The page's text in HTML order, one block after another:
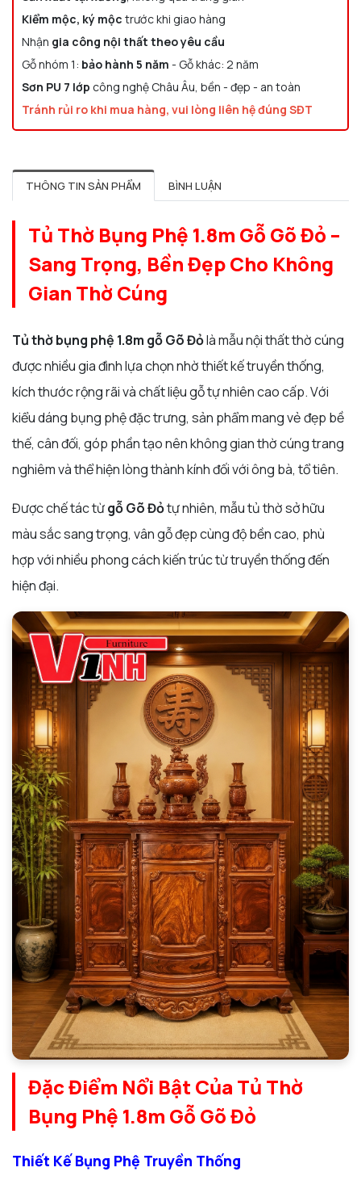
Kiểm mộc, ký mộc trước khi giao hàng
Nhận gia công nội thất theo yêu cầu
Gỗ nhóm 1: bảo hành 5 năm - Gỗ khác: 2 năm
Sơn PU 7 lớp công nghệ Châu Âu, bền - đẹp - an toàn
Tránh rủi ro khi mua hàng, vui lòng liên hệ đúng SĐT
THÔNG TIN SẢN PHẨM BÌNH LUẬN
Tủ Thờ Bụng Phệ 1.8m Gỗ Gõ Đỏ –
Sang Trọng, Bền Đẹp Cho Không
Gian Thờ Cúng
Tủ thờ bụng phệ 1.8m gỗ Gõ Đỏlà mẫu nội thất thờ cúng
được nhiều gia đình lựa chọn nhờ thiết kế truyền thống,
kích thước rộng rãi và chất liệu gỗ tự nhiên cao cấp. Với
kiểu dáng bụng phệ đặc trưng, sản phẩm mang vẻ đẹp bề
thế, cân đối, góp phần tạo nên không gian thờ cúng trang
nghiêm và thể hiện lòng thành kính đối với ông bà, tổ tiên.
Được chế tác từgỗ Gõ Đỏtự nhiên, mẫu tủ thờ sở hữu
màu sắc sang trọng, vân gỗ đẹp cùng độ bền cao, phù
hợp với nhiều phong cách kiến trúc từ truyền thống đến
hiện đại.
Đặc Điểm Nổi Bật Của Tủ Thờ
Bụng Phệ 1.8m Gỗ Gõ Đỏ
Thiết Kế Bụng Phệ Truyền Thống